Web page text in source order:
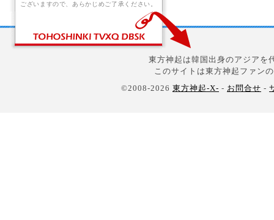
ございますので、あらかじめご了承ください。
東方神起は韓国出身のアジアを
このサイトは東方神起ファン
©2008-2026 東方神起-X- - お問合せ -